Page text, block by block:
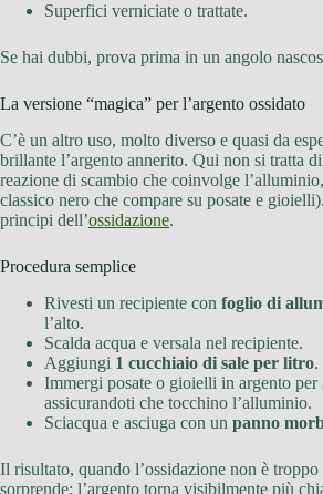
Superfici verniciate o trattate.
Se hai dubbi, prova prima in un angolo
La versione “magica” per l’argento ossidato
C’è un altro uso, molto diverso e quasi da
brillante l’argento annerito. Qui non si tratta
reazione di scambio che coinvolge
classico nero che compare su posate e
principi dell’ossidazione.
Procedura semplice
Rivesti un recipiente con foglio di
l’alto.
Scalda acqua e versala nel recipiente.
Aggiungi 1 cucchiaio di sale per litro.
Immergi posate o gioielli in argento per
assicurandoti che tocchino l’alluminio.
Sciacqua e asciuga con un panno
Il risultato, quando l’ossidazione non è troppo
sorprende: l’argento torna visibilmente più